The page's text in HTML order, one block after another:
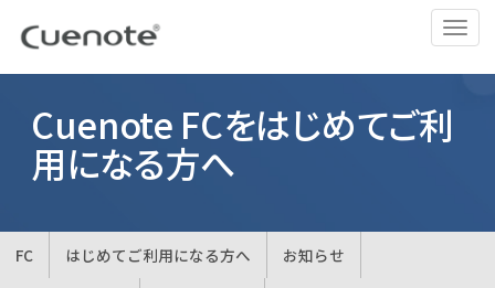
ナ
ビ
ゲ
切
Cuenote FCをはじめてご利
用になる方へ
FC はじめてご利用になる方へ お知らせ